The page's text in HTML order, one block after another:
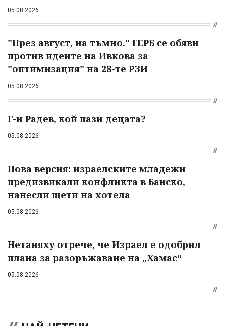
05.08.2026
"През август, на тъмно." ГЕРБ се обяви
против идеите на Ивкова за
"оптимизация" на 28-те РЗИ
05.08.2026
Г-н Радев, кой пази децата?
05.08.2026
Нова версия: израелските младежи
предизвикали конфликта в Банско,
нанесли щети на хотела
05.08.2026
Нетаняху отрече, че Израел е одобрил
плана за разоръжаване на „Хамас“
05.08.2026